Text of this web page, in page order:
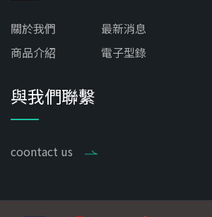
關於我們
最新消息
商品介紹
電子型錄
與我們聯繫
coontact us